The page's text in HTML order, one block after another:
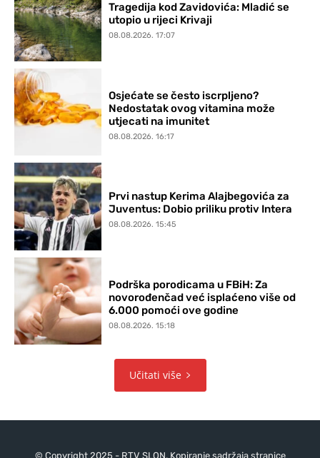
Tragedija kod Zavidovića: Mladić se
utopio u rijeci Krivaji
08.08.2026. 17:07
Osjećate se često iscrpljeno?
Nedostatak ovog vitamina može
utjecati na imunitet
08.08.2026. 16:17
Prvi nastup Kerima Alajbegovića za
Juventus: Dobio priliku protiv Intera
08.08.2026. 15:45
Podrška porodicama u FBiH: Za
novorođenčad već isplaćeno više od
6.000 pomoći ove godine
08.08.2026. 15:18
Učitati više
© Copyright 2025 - RTV SLON. Kopiranje sadržaja stranice